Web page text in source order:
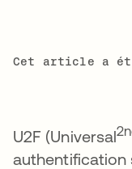
Cet article a
U2F (Universal
authentification